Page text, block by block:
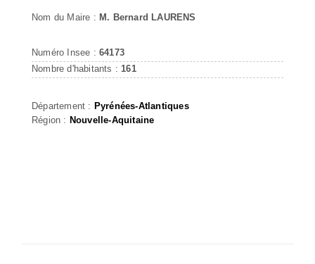
Nom du Maire : M. Bernard LAURENS
Numéro Insee : 64173
Nombre d'habitants : 161
Département : Pyrénées-Atlantiques
Région : Nouvelle-Aquitaine